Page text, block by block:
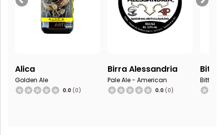
Alica
Golden Ale
0.0 (0)
Birra Alessandria
Pale Ale - American
0.0 (0)
Bitter